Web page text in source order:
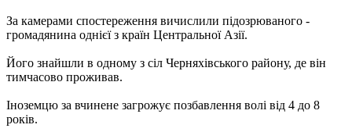
За камерами спостереження вичислили підозрюваного -
громадянина однієї з країн Центральної Азії.
Його знайшли в одному з сіл Черняхівського району, де він
тимчасово проживав.
Іноземцю за вчинене загрожує позбавлення волі від 4 до 8
років.